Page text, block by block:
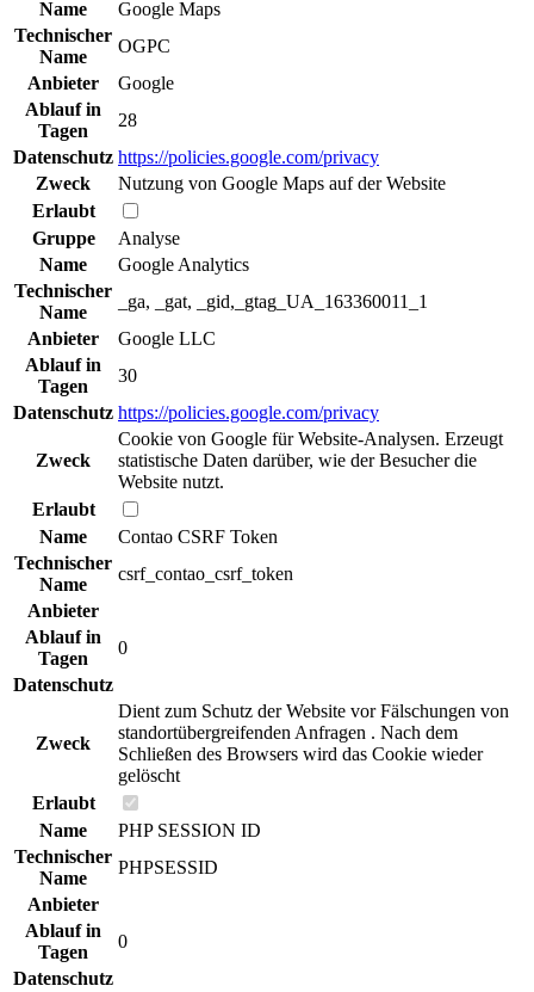
Name
Google Maps
Technischer
Name
OGPC
Anbieter
Google
Ablauf in
Tagen
28
Datenschutz https://policies.google.com/privacy
Zweck
Nutzung von Google Maps auf der Website
Erlaubt
Gruppe
Analyse
Name
Google Analytics
Technischer
Name
_ga, _gat, _gid,_gtag_UA_163360011_1
Anbieter
Google LLC
Ablauf in
Tagen
30
Datenschutz https://policies.google.com/privacy
Zweck
Cookie von Google für Website-Analysen. Erzeugt
statistische Daten darüber, wie der Besucher die
Website nutzt.
Erlaubt
Name
Contao CSRF Token
Technischer
Name
csrf_contao_csrf_token
Anbieter
Ablauf in
Tagen
0
Datenschutz
Zweck
Dient zum Schutz der Website vor Fälschungen von
standortübergreifenden Anfragen . Nach dem
Schließen des Browsers wird das Cookie wieder
gelöscht
Erlaubt
Name
PHP SESSION ID
Technischer
Name
PHPSESSID
Anbieter
Ablauf in
Tagen
0
Datenschutz